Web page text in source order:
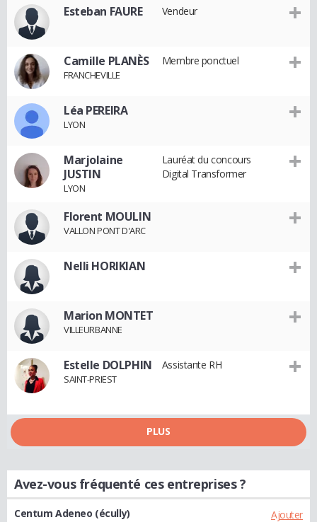
Esteban FAURE Vendeur
Camille PLANÈS
FRANCHEVILLE
Membre ponctuel
Léa PEREIRA
LYON
Marjolaine
JUSTIN
LYON
Lauréat du concours
Digital Transformer
Florent MOULIN
VALLON PONT D'ARC
Nelli HORIKIAN
Marion MONTET
VILLEURBANNE
Estelle DOLPHIN
SAINT-PRIEST
Assistante RH
PLUS
Avez-vous fréquenté ces entreprises ?
Ajouter
Centum Adeneo (écully)